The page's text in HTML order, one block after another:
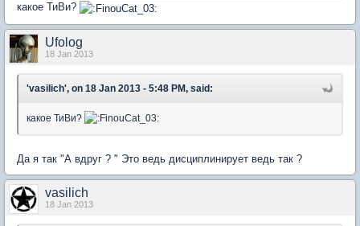
какое ТиВи?
Ufolog
18 Jan 2013
'vasilich', on 18 Jan 2013 - 5:48 PM, said:
какое ТиВи?
Да я так "А вдруг ? " Это ведь дисциплинирует ведь так ?
vasilich
18 Jan 2013